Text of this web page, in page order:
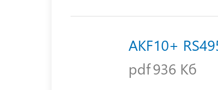
AKF10+
pdf936 Кб